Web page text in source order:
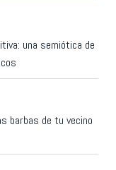
una semiótica de
barbas de tu vecino